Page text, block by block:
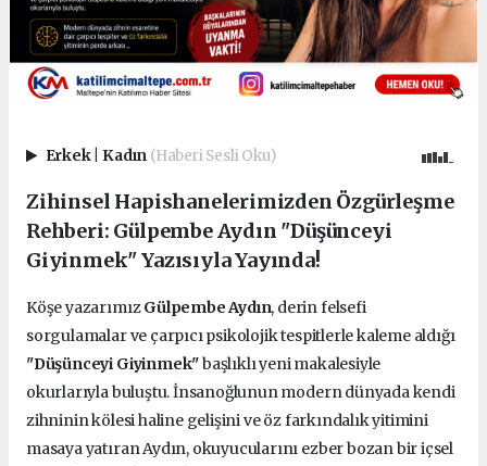
Erkek Kadın (Haberi Sesli Oku)
Zihinsel Hapishanelerimizden Özgürleşme
Rehberi: Gülpembe Aydın "Düşünceyi
Giyinmek" Yazısıyla Yayında!
Köşe yazarımızGülpembe Aydın, derin felsefi
sorgulamalar ve çarpıcı psikolojik tespitlerle kaleme aldığı
"Düşünceyi Giyinmek"başlıklı yeni makalesiyle
okurlarıyla buluştu. İnsanoğlunun modern dünyada kendi
zihninin kölesi haline gelişini ve öz farkındalık yitimini
masaya yatıran Aydın, okuyucularını ezber bozan bir içsel